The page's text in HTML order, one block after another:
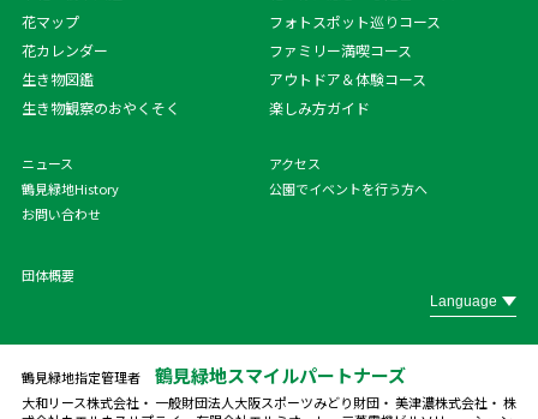
花マップ
花カレンダー
生き物図鑑
生き物観察のおやくそく
フォトスポット巡りコース
ファミリー満喫コース
アウトドア＆体験コース
楽しみ方ガイド
ニュース
アクセス
鶴見緑地History
公園でイベントを行う方へ
お問い合わせ
団体概要
鶴見緑地指定管理者 鶴見緑地スマイルパートナーズ
大和リース株式会社・ 一般財団法人大阪スポーツみどり財団・ 美津濃株式会社・ 株